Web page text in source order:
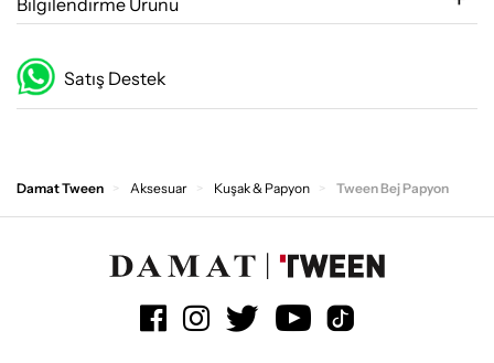
Satış Destek
Damat Tween Aksesuar Kuşak & Papyon Tween Bej Papyon